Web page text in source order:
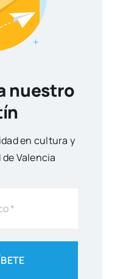
nuestro
en cul­tu­ra y
Valen­cia